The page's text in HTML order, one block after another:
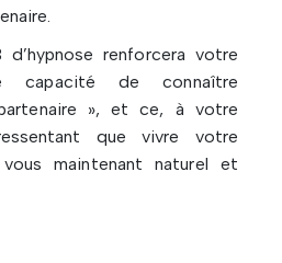
renforcera votre
de connaître
», et ce, à votre
que vivre votre
maintenant naturel et